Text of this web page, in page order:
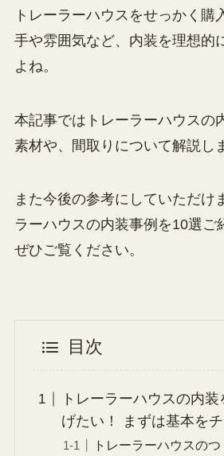
トレーラーハウスをせっかく購
手や雰囲気など、内装を理想的
よね。
本記事ではトレーラーハウスの
素材や、間取りについて解説し
また今後の参考にしていただけ
ラーハウスの内装事例を10選ご
ぜひご覧ください。
目次
トレーラーハウスの内
げたい！ まずは基本を
トレーラーハウスのつ